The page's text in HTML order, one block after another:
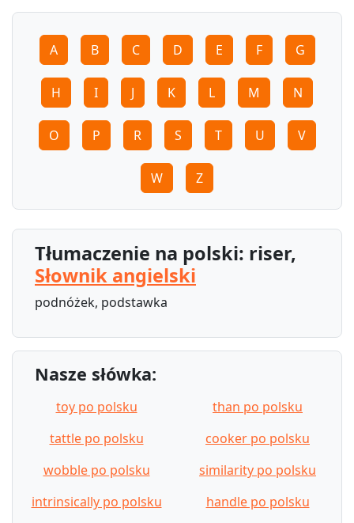
A B C D E F G
H I J K L M N
O P R S T U V
W Z
Tłumaczenie na polski: riser,
Słownik angielski
podnóżek, podstawka
Nasze słówka:
toy po polsku
than po polsku
tattle po polsku
cooker po polsku
wobble po polsku
similarity po polsku
intrinsically po polsku
handle po polsku